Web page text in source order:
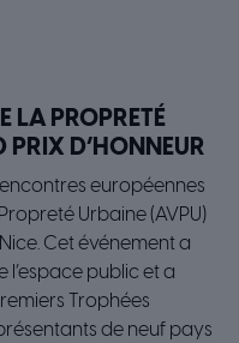
LA PROPRETÉ
D’HONNEUR
européennes
Urbaine (AVPU)
Cet événement a
l’espace public et a
Trophées
de neuf pays